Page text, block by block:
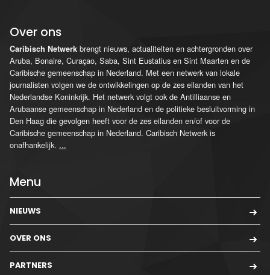
Over ons
Caribisch Netwerk brengt nieuws, actualiteiten en achtergronden over
Aruba, Bonaire, Curaçao, Saba, Sint Eustatius en Sint Maarten en de
Caribische gemeenschap in Nederland. Met een netwerk van lokale
journalisten volgen we de ontwikkelingen op de zes eilanden van het
Nederlandse Koninkrijk. Het netwerk volgt ook de Antilliaanse en
Arubaanse gemeenschap in Nederland en de politieke besluitvorming in
Den Haag die gevolgen heeft voor de zes eilanden en/of voor de
Caribische gemeenschap in Nederland. Caribisch Netwerk is
onafhankelijk. ...
Menu
NIEUWS
OVER ONS
PARTNERS